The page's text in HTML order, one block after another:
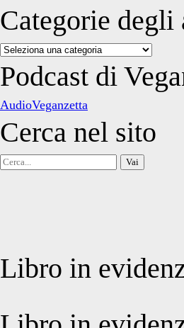
Categorie
Categorie
degli
articoli
Podcast di
AudioVeganzetta
Cerca nel sito
Cerca
Libro in